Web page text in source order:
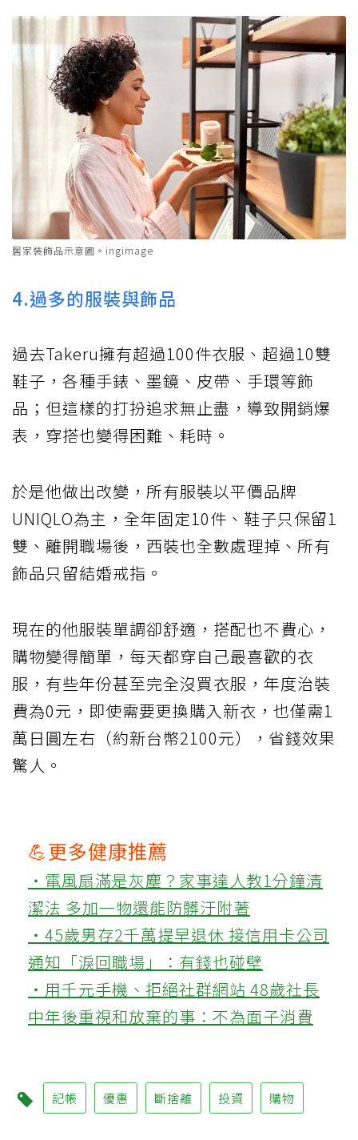
居家裝飾品示意圖。ingimage
4.過多的服裝與飾品
過去Takeru擁有超過100件衣服、超過10雙
鞋子，各種手錶、墨鏡、皮帶、手環等飾
品；但這樣的打扮追求無止盡，導致開銷爆
表，穿搭也變得困難、耗時。
於是他做出改變，所有服裝以平價品牌
UNIQLO為主，全年固定10件、鞋子只保留1
雙、離開職場後，西裝也全數處理掉、所有
飾品只留結婚戒指。
現在的他服裝單調卻舒適，搭配也不費心，
購物變得簡單，每天都穿自己最喜歡的衣
服，有些年份甚至完全沒買衣服，年度治裝
費為0元，即使需要更換購入新衣，也僅需1
萬日圓左右（約新台幣2100元），省錢效果
驚人。
💪更多健康推薦
‧電風扇滿是灰塵？家事達人教1分鐘清
潔法 多加一物還能防髒汙附著
‧45歲男存2千萬提早退休 接信用卡公司
通知「淚回職場」：有錢也碰壁
‧用千元手機、拒絕社群網站 48歲社長
中年後重視和放棄的事：不為面子消費
記帳 優惠 斷捨離 投資 購物